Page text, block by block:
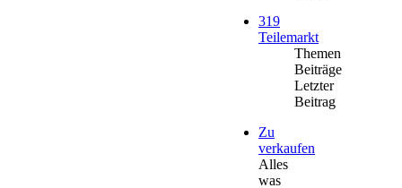
319
Teilemarkt
Themen
Beiträge
Letzter
Beitrag
Zu
verkaufen
Alles
was